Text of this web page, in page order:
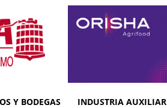
Y BODEGAS INDUSTRIA AUXILIAR